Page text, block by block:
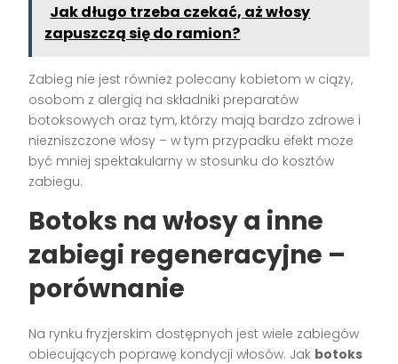
Jak długo trzeba czekać, aż włosy
zapuszczą się do ramion?
Zabieg nie jest również polecany kobietom w ciąży,
osobom z alergią na składniki preparatów
botoksowych oraz tym, którzy mają bardzo zdrowe i
niezniszczone włosy – w tym przypadku efekt może
być mniej spektakularny w stosunku do kosztów
zabiegu.
Botoks na włosy a inne
zabiegi regeneracyjne –
porównanie
Na rynku fryzjerskim dostępnych jest wiele zabiegów
obiecujących poprawę kondycji włosów. Jak botoks